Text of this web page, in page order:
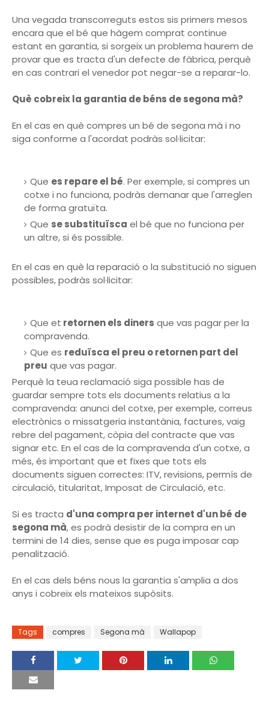
Una vegada transcorreguts estos sis primers mesos
encara que el bé que hàgem comprat continue
estant en garantia, si sorgeix un problema haurem de
provar que es tracta d'un defecte de fàbrica, perquè
en cas contrari el venedor pot negar-se a reparar-lo.
Què cobreix la garantia de béns de segona mà?
En el cas en què compres un bé de segona mà i no
siga conforme a l'acordat podràs sol·licitar:
Que es repare el bé. Per exemple, si compres un
cotxe i no funciona, podràs demanar que l'arreglen
de forma gratuïta.
Que se substituïsca el bé que no funciona per
un altre, si és possible.
En el cas en què la reparació o la substitució no siguen
possibles, podràs sol·licitar:
Que et retornen els diners que vas pagar per la
compravenda.
Que es reduïsca el preu o retornen part del
preu que vas pagar.
Perquè la teua reclamació siga possible has de
guardar sempre tots els documents relatius a la
compravenda: anunci del cotxe, per exemple, correus
electrònics o missatgeria instantània, factures, vaig
rebre del pagament, còpia del contracte que vas
signar etc. En el cas de la compravenda d'un cotxe, a
més, és important que et fixes que tots els
documents siguen correctes: ITV, revisions, permís de
circulació, titularitat, Imposat de Circulació, etc.
Si es tracta d'una compra per internet d'un bé de
segona mà, es podrà desistir de la compra en un
termini de 14 dies, sense que es puga imposar cap
penalització.
En el cas dels béns nous la garantia s'amplia a dos
anys i cobreix els mateixos supòsits.
Tags compres Segona mà Wallapop